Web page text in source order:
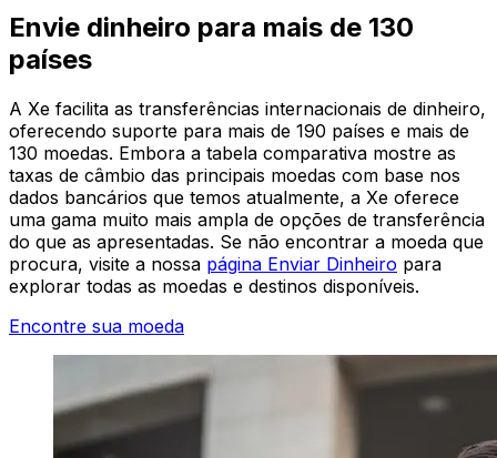
Envie dinheiro para mais de 130
países
A Xe facilita as transferências internacionais de dinheiro,
oferecendo suporte para mais de 190 países e mais de
130 moedas. Embora a tabela comparativa mostre as
taxas de câmbio das principais moedas com base nos
dados bancários que temos atualmente, a Xe oferece
uma gama muito mais ampla de opções de transferência
do que as apresentadas. Se não encontrar a moeda que
procura, visite a nossa página Enviar Dinheiro para
explorar todas as moedas e destinos disponíveis.
Encontre sua moeda